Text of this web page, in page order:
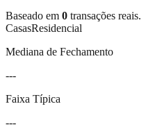
Baseado em 0 transações reais.
CasasResidencial
Mediana de Fechamento
---
Faixa Típica
---